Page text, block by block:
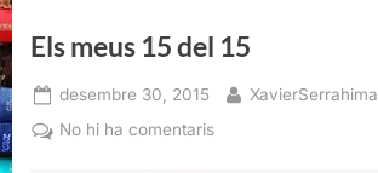
Els meus 15 del 15
Posted
on
desembre 30, 2015 By
XavierSerrahima
No hi ha comentarisa